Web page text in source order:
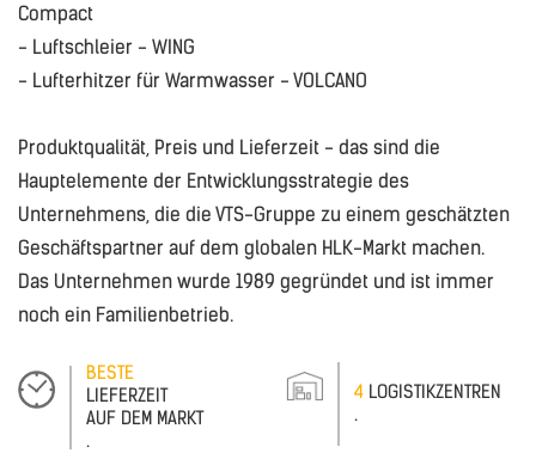
Compact
- Luftschleier - WING
- Lufterhitzer für Warmwasser - VOLCANO
Produktqualität, Preis und Lieferzeit - das sind die
Hauptelemente der Entwicklungsstrategie des
Unternehmens, die die VTS-Gruppe zu einem geschätzten
Geschäftspartner auf dem globalen HLK-Markt machen.
Das Unternehmen wurde 1989 gegründet und ist immer
noch ein Familienbetrieb.
BESTE
LIEFERZEIT
AUF DEM MARKT
.
4 LOGISTIKZENTREN
.